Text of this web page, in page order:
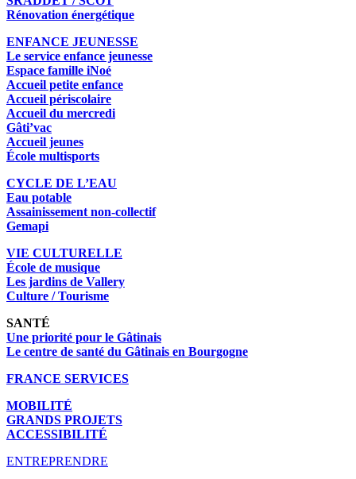
Rénovation énergétique
ENFANCE JEUNESSE
Le service enfance jeunesse
Espace famille iNoé
Accueil petite enfance
Accueil périscolaire
Accueil du mercredi
Gâti’vac
Accueil jeunes
École multisports
CYCLE DE L’EAU
Eau potable
Assainissement non-collectif
Gemapi
VIE CULTURELLE
École de musique
Les jardins de Vallery
Culture / Tourisme
SANTÉ
Une priorité pour le Gâtinais
Le centre de santé du Gâtinais en Bourgogne
FRANCE SERVICES
MOBILITÉ
GRANDS PROJETS
ACCESSIBILITÉ
ENTREPRENDRE